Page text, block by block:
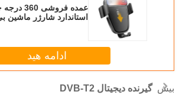
ادامه هید
بیشگیرنده دیجیتال DVB-T2